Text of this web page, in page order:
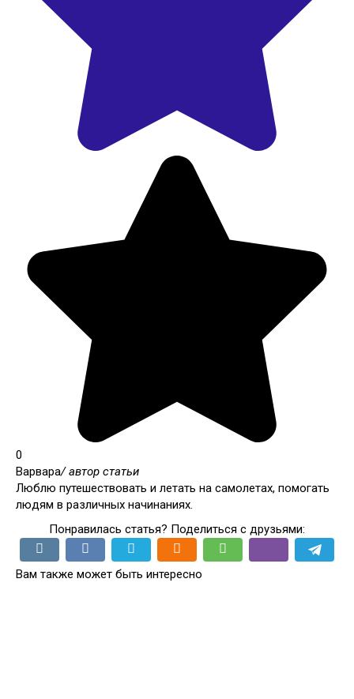
0
Варвара/ автор статьи
Люблю путешествовать и летать на самолетах, помогать
людям в различных начинаниях.
Понравилась статья? Поделиться с друзьями:
Вам также может быть интересно